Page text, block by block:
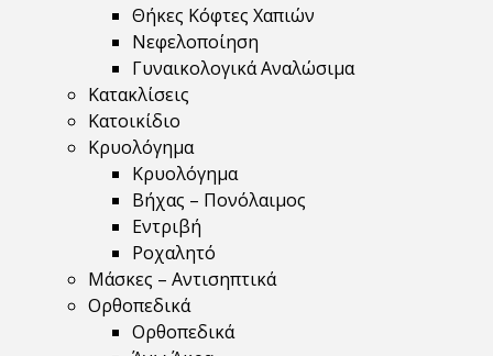
Θήκες Κόφτες Χαπιών
Νεφελοποίηση
Γυναικολογικά Αναλώσιμα
Κατακλίσεις
Κατοικίδιο
Κρυολόγημα
Κρυολόγημα
Βήχας – Πονόλαιμος
Εντριβή
Ροχαλητό
Μάσκες – Αντισηπτικά
Ορθοπεδικά
Ορθοπεδικά